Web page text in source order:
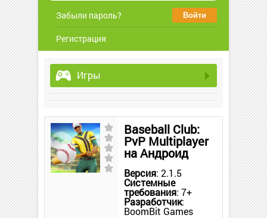
Забыли пароль?
Регистрация
Игры
Baseball Club:
PvP Multiplayer
на Андроид
Версия: 2.1.5
Системные
требования: 7+
Разработчик:
BoomBit Games